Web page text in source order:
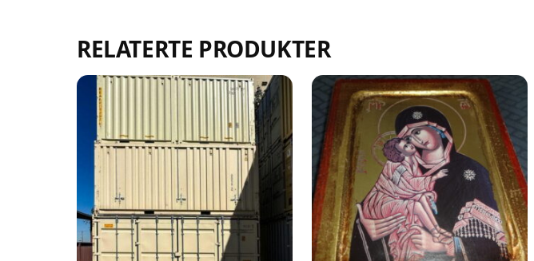
RELATERTE PRODUKTER
eller
Opprett en konto på få sekunder og
Ingen
Lukk